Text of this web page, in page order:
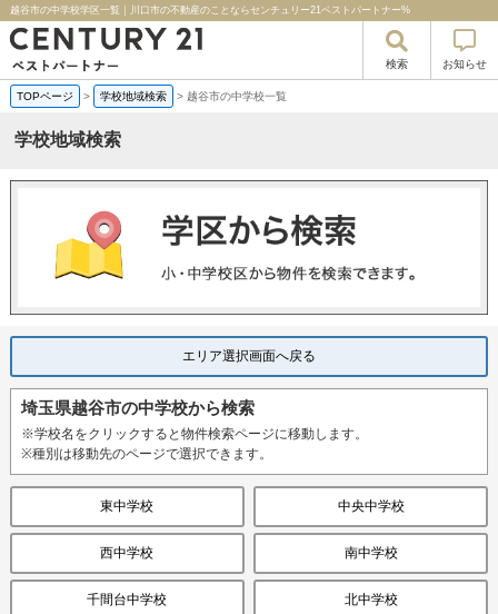
越谷市の中学校学区一覧｜川口市の不動産のことならセンチュリー21ベストパートナー%
検索 お知らせ
TOPページ > 学校地域検索 > 越谷市の中学校一覧
学校地域検索
エリア選択画面へ戻る
埼玉県越谷市の中学校から検索
※学校名をクリックすると物件検索ページに移動します。
※種別は移動先のページで選択できます。
東中学校 中央中学校
西中学校 南中学校
千間台中学校 北中学校